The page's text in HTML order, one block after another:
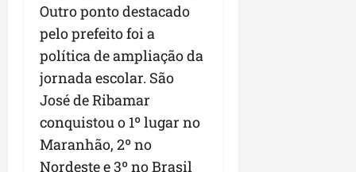
Outro ponto destacado
pelo prefeito foi a
política de ampliação da
jornada escolar. São
José de Ribamar
conquistou o 1º lugar no
Maranhão, 2º no
Nordeste e 3º no Brasil